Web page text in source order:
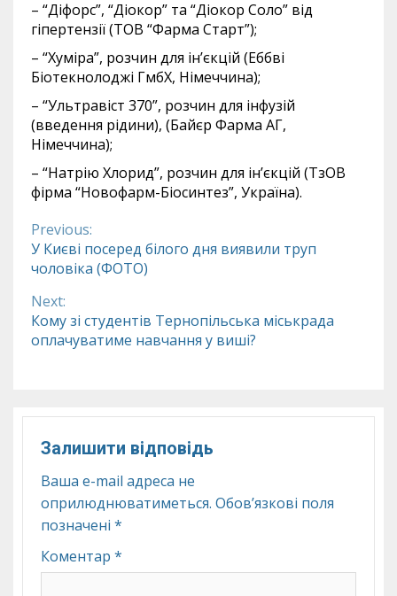
– “Діфорс”, “Діокор” та “Діокор Соло” від
гіпертензії (ТОВ “Фарма Старт”);
– “Хуміра”, розчин для ін’єкцій (Еббві
Біотекнолоджі ГмбХ, Німеччина);
– “Ультравіст 370”, розчин для інфузій
(введення рідини), (Байєр Фарма АГ,
Німеччина);
– “Натрію Хлорид”, розчин для ін’єкцій (ТзОВ
фірма “Новофарм-Біосинтез”, Україна).
Continue
Reading
Previous:
У Києві посеред білого дня виявили труп
чоловіка (ФОТО)
Next:
Кому зі студентів Тернопільська міськрада
оплачуватиме навчання у виші?
Залишити відповідь
Ваша e-mail адреса не
оприлюднюватиметься. Обов’язкові поля
позначені *
Коментар *